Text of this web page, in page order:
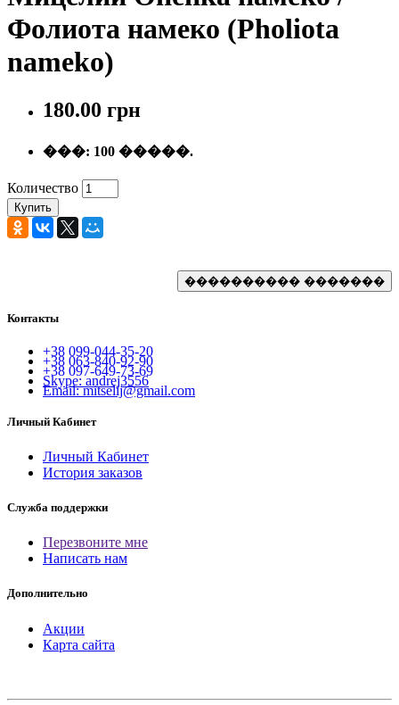
Фолиота намеко (Pholiota
nameko)
180.00 грн
���: 100 �����.
Количество
Купить
Контакты
+38 099-044-35-20
+38 063-840-92-90
+38 097-649-73-69
Skype: andrej3556
Email: mitselij@gmail.com
Личный Кабинет
Личный Кабинет
История заказов
Служба поддержки
Перезвоните мне
Написать нам
Дополнительно
Акции
Карта сайта